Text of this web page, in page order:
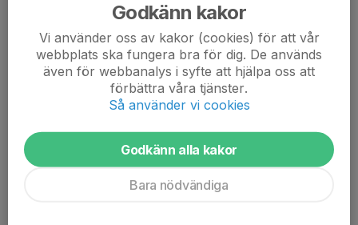
Spelschema 7/2 Kumla
4 feb, 19:41 0 kommentarer
Godkänn kakor
Vi använder oss av kakor (cookies) för att vår
webbplats ska fungera bra för dig. De används
även för webbanalys i syfte att hjälpa oss att
förbättra våra tjänster.
Så använder vi cookies
Godkänn alla kakor
Bara nödvändiga